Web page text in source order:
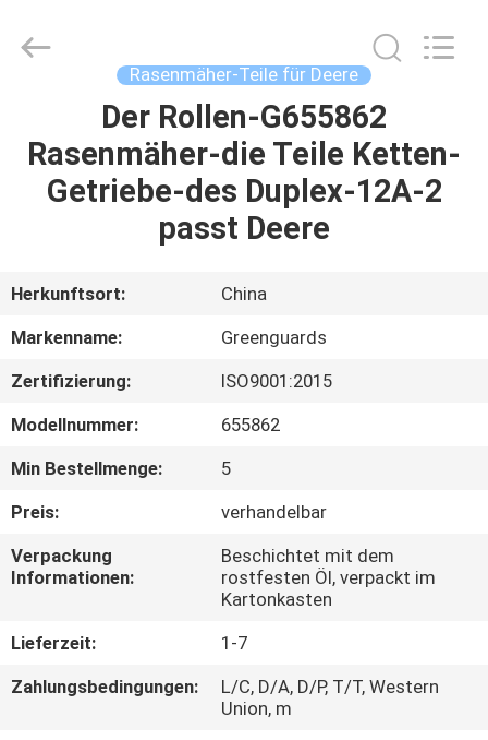
PRODUKTE
UNS
AUSFLUG
QUALITÄTSKONTROLLE
TRETEN
SIE
UNS
IN
Trading
Rasenmäher-Teile für Deere
Der Rollen-G655862
Rasenmäher-die Teile Ketten-
Getriebe-des Duplex-12A-2
passt Deere
Herkunftsort:
China
Markenname:
Greenguards
Zertifizierung:
ISO9001:2015
Modellnummer:
655862
Min Bestellmenge:
5
Preis:
verhandelbar
Verpackung
Informationen:
Beschichtet mit dem
rostfesten Öl, verpackt im
Kartonkasten
Lieferzeit:
1-7
Zahlungsbedingungen:
L/C, D/A, D/P, T/T, Western
Union, m